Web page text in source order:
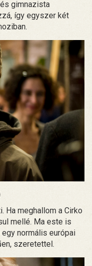
gimnazista
így egyszer két
Ha meghallom a Cirko
mellé. Ma este is
normális európai
szeretettel.